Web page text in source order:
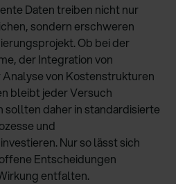
Daten treiben nicht nur
sondern erschweren
Ob bei der
der Integration von
von Kostenstrukturen
bleibt jeder Versuch
sollten daher in standardisierte
und
Nur so lässt sich
Entscheidungen
entfalten.